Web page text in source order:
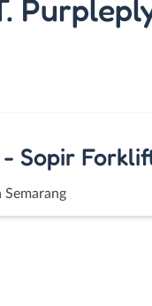
Sopir
Semarang